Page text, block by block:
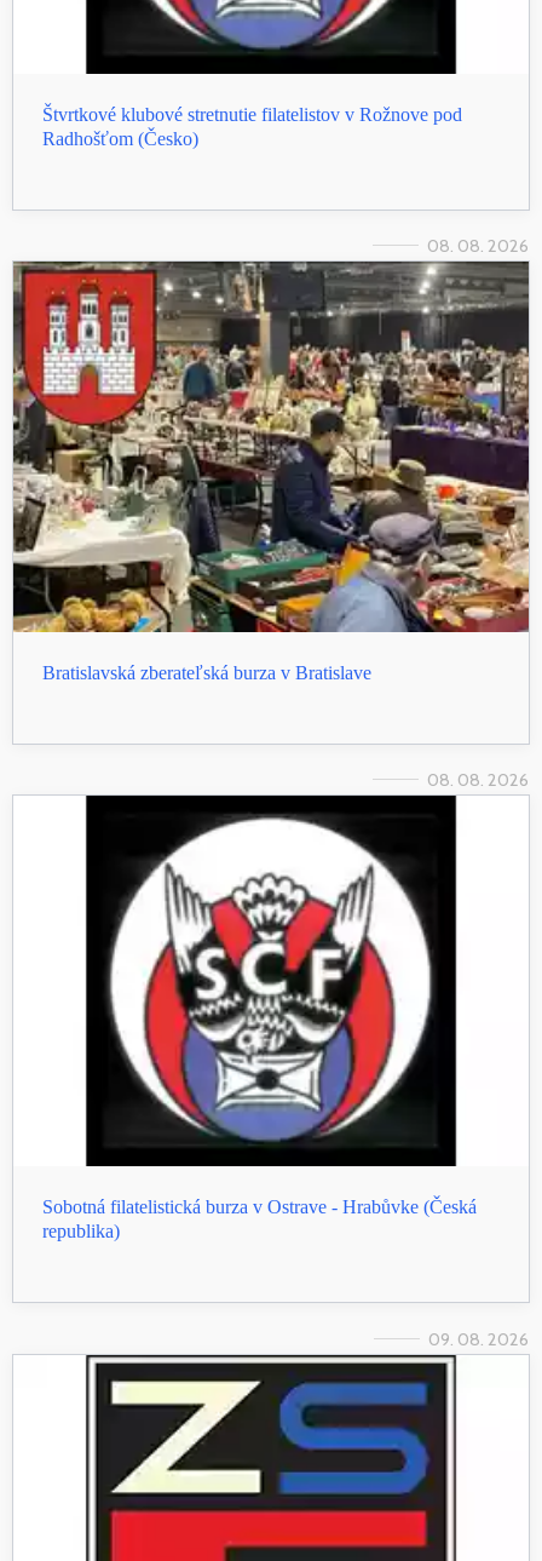
Štvrtkové klubové stretnutie filatelistov v Rožnove pod
Radhošťom (Česko)
08. 08. 2026
Bratislavská zberateľská burza v Bratislave
08. 08. 2026
Sobotná filatelistická burza v Ostrave - Hrabůvke (Česká
republika)
09. 08. 2026